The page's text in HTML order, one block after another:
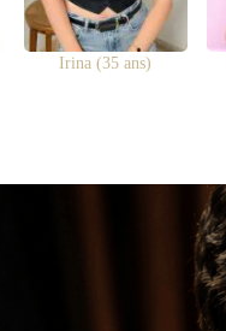
Irina (35 ans)